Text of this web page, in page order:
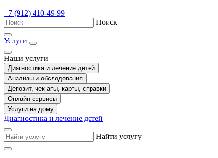
+7 (912) 410-49-99
Поиск
Услуги
Наши услуги
Диагностика и лечение детей
Анализы и обследования
Депозит, чек-апы, карты, справки
Онлайн сервисы
Услуги на дому
Диагностика и лечение детей
Найти услугу